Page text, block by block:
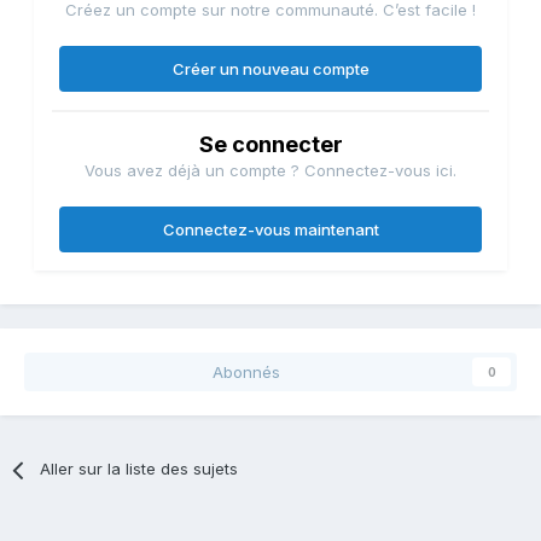
remplis de noms et de chiffres, a longtemps été tenue par
Romani, puis de Josselin de Rohan, le patron du groupe.
Une dizaine de sénateurs rémunéraient ainsi sur leur quota
en sous-main à ces sénateurs une partie des salaires de
leurs collaborateurs détachés!
Créez un compte sur notre communauté. C’est facile !
Créer un nouveau compte
Se connecter
Vous avez déjà un compte ? Connectez-vous ici.
Connectez-vous maintenant
Abonnés 0
Aller sur la liste des sujets